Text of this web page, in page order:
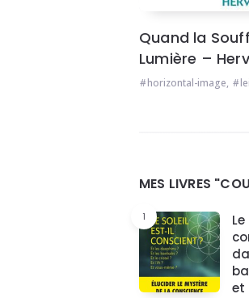
Quand la
Lumière –
horizontal-image,
MES LIVRES
1
et